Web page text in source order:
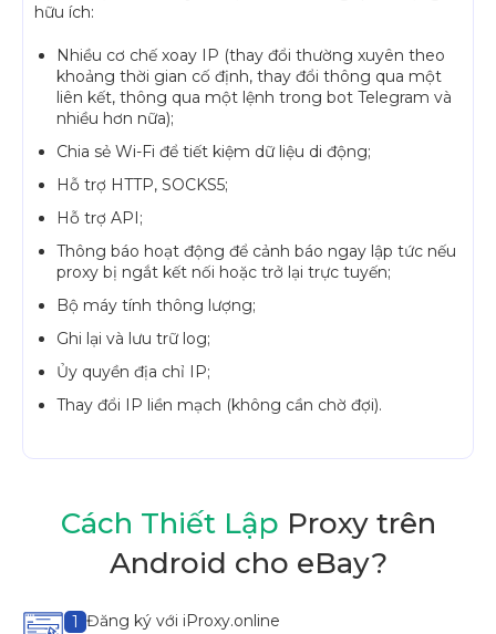
hữu ích:
Nhiều cơ chế xoay IP (thay đổi thường xuyên theo
khoảng thời gian cố định, thay đổi thông qua một
liên kết, thông qua một lệnh trong bot Telegram và
nhiều hơn nữa);
Chia sẻ Wi-Fi để tiết kiệm dữ liệu di động;
Hỗ trợ HTTP, SOCKS5;
Hỗ trợ API;
Thông báo hoạt động để cảnh báo ngay lập tức nếu
proxy bị ngắt kết nối hoặc trở lại trực tuyến;
Bộ máy tính thông lượng;
Ghi lại và lưu trữ log;
Ủy quyền địa chỉ IP;
Thay đổi IP liền mạch (không cần chờ đợi).
Cách Thiết Lập Proxy trên
Android cho eBay?
1 Đăng ký với iProxy.online